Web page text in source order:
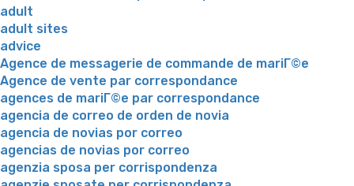
adult
adult sites
advice
Agence de messagerie de commande de mariГ©e
Agence de vente par correspondance
agences de mariГ©e par correspondance
agencia de correo de orden de novia
agencia de novias por correo
agencias de novias por correo
agenzia sposa per corrispondenza